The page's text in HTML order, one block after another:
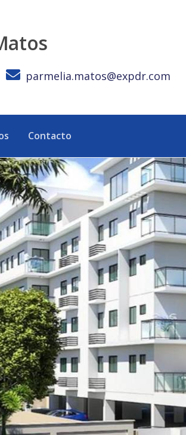
parmelia.matos@expdr.com
Contacto
Dominicana